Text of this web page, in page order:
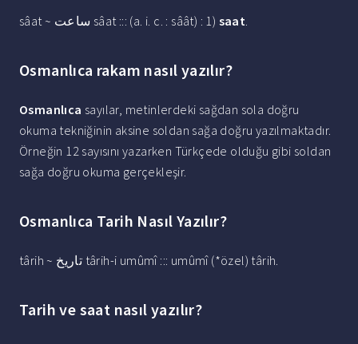
sâat ~ ساعت sâat ::: (a. i. c. : sâât) : 1) saat.
Osmanlıca rakam nasıl yazılır?
Osmanlıca sayılar, metinlerdeki sağdan sola doğru
okuma tekniğinin aksine soldan sağa doğru yazılmaktadır.
Örneğin 12 sayısını yazarken Türkçede olduğu gibi soldan
sağa doğru okuma gerçekleşir.
Osmanlıca Tarih Nasıl Yazılır?
târih ~ تاريخ târih-i umûmî ::: umûmî (*özel) târih.
Tarih ve saat nasıl yazılır?